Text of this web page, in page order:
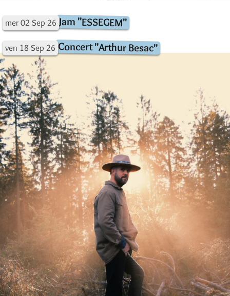
mer 02 Sep 26 Jam "ESSEGEM"
ven 18 Sep 26 Concert "Arthur Besac"